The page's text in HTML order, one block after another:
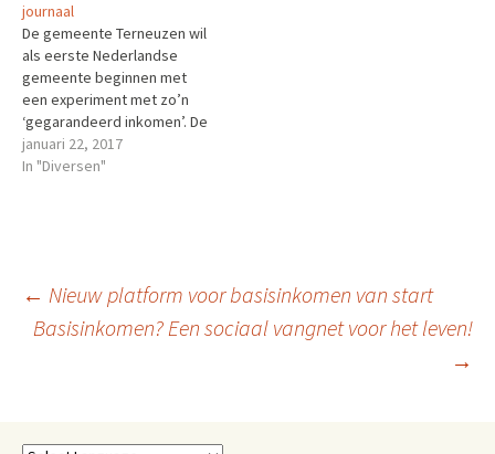
journaal
De gemeente Terneuzen wil
als eerste Nederlandse
gemeente beginnen met
een experiment met zo’n
‘gegarandeerd inkomen’. De
geplande proef is
kleinschalig. In totaal kunnen
inkomsten of schulden…
januari 22, 2017
In "Diversen"
Berichtnavigatie
← Nieuw platform voor basisinkomen van start
Basisinkomen? Een sociaal vangnet voor het leven!
→